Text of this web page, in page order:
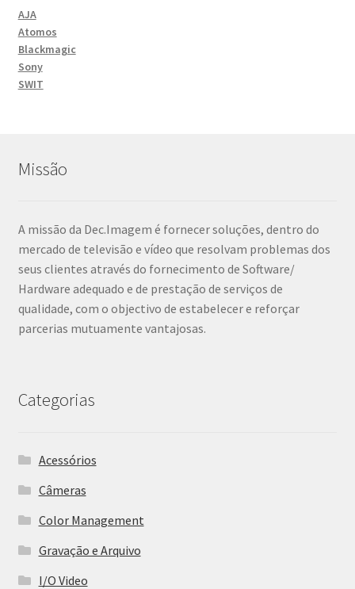
AJA
Atomos
Blackmagic
Sony
SWIT
Missão
A missão da Dec.Imagem é fornecer soluções, dentro do
mercado de televisão e vídeo que resolvam problemas dos
seus clientes através do fornecimento de Software/
Hardware adequado e de prestação de serviços de
qualidade, com o objectivo de estabelecer e reforçar
parcerias mutuamente vantajosas.
Categorias
Acessórios
Câmeras
Color Management
Gravação e Arquivo
I/O Video